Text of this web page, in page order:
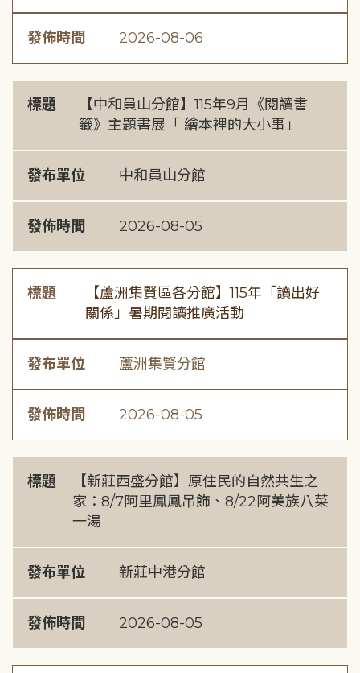
發佈時間 2026-08-06
標題
【中和員山分館】115年9月《閱讀書
籤》主題書展「 繪本裡的大小事」
發布單位 中和員山分館
發佈時間 2026-08-05
標題
【蘆洲集賢區各分館】115年「讀出好
關係」暑期閱讀推廣活動
發布單位 蘆洲集賢分館
發佈時間 2026-08-05
標題
【新莊西盛分館】原住民的自然共生之
家：8/7阿里鳳鳳吊飾、8/22阿美族八菜
一湯
發布單位 新莊中港分館
發佈時間 2026-08-05